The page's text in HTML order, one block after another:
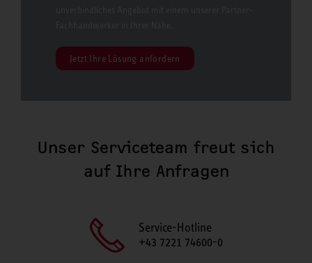
Jetzt Ihre Lösung anfordern
Unser Serviceteam freut sich
auf Ihre Anfragen
Service-Hotline
+43 7221 74600-0